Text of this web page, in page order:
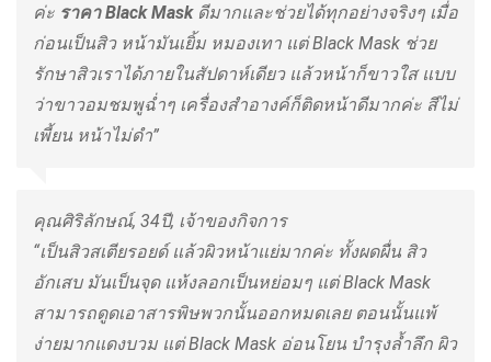
ค่ะ ราคาBlack Maskดีมากและช่วยได้ทุกอย่างจริงๆ เมื่อ
ก่อนเป็นสิว หน้ามันเยิ้ม หมองเทา แต่ Black Mask ช่วย
รักษาสิวเราได้ภายในสัปดาห์เดียว แล้วหน้าก็ขาวใส แบบ
ว่าขาวอมชมพูฉ่ำๆ เครื่องสำอางค์ก็ติดหน้าดีมากค่ะ สีไม่
เพี้ยน หน้าไม่ดำ”
คุณศิริลักษณ์, 34ปี, เจ้าของกิจการ
“เป็นสิวสเตียรอยด์ แล้วผิวหน้าแย่มากค่ะ ทั้งผดผื่น สิว
อักเสบ มันเป็นจุด แห้งลอกเป็นหย่อมๆ แต่ Black Mask
สามารถดูดเอาสารพิษพวกนั้นออกหมดเลย ตอนนั้นแพ้
ง่ายมากแดงบวม แต่ Black Mask อ่อนโยน บำรุงล้ำลึก ผิว